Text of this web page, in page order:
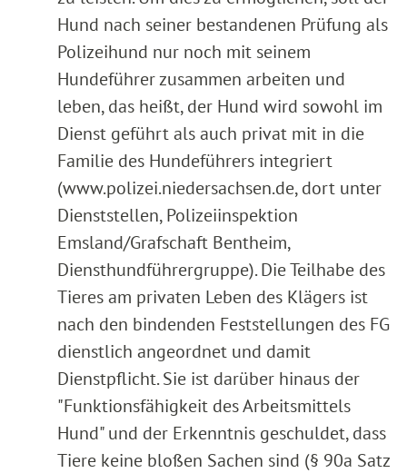
Hund nach seiner bestandenen Prüfung als
Polizeihund nur noch mit seinem
Hundeführer zusammen arbeiten und
leben, das heißt, der Hund wird sowohl im
Dienst geführt als auch privat mit in die
Familie des Hundeführers integriert
(www.polizei.niedersachsen.de, dort unter
Dienststellen, Polizeiinspektion
Emsland/Grafschaft Bentheim,
Diensthundführergruppe). Die Teilhabe des
Tieres am privaten Leben des Klägers ist
nach den bindenden Feststellungen des FG
dienstlich angeordnet und damit
Dienstpflicht. Sie ist darüber hinaus der
"Funktionsfähigkeit des Arbeitsmittels
Hund" und der Erkenntnis geschuldet, dass
Tiere keine bloßen Sachen sind (§ 90a Satz